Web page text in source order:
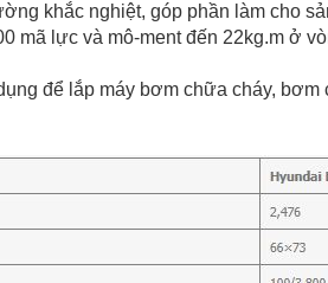
khắc nghiệt, góp phần làm cho
mã lực và mô-ment đến 22kg.m ở
để lắp máy bơm chữa cháy, bơm